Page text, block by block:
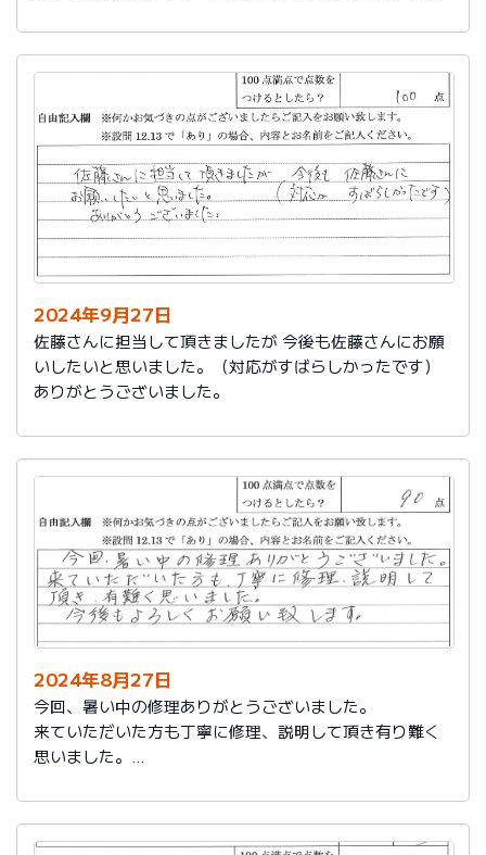
2024年9月27日
佐藤さんに担当して頂きましたが 今後も佐藤さんにお願
いしたいと思いました。（対応がすばらしかったです）
ありがとうございました。
2024年8月27日
今回、暑い中の修理ありがとうございました。
来ていただいた方も丁寧に修理、説明して頂き有り難く
思いました。